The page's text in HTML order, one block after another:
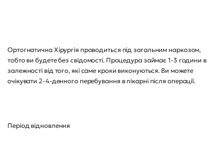
Ортогнатична Хірургія проводиться під загальним наркозом,
тобто ви будете без свідомості. Процедура займає 1-3 години в
залежності від того, які саме кроки виконуються. Ви можете
очікувати 2-4-денного перебування в лікарні після операції.
Період відновлення